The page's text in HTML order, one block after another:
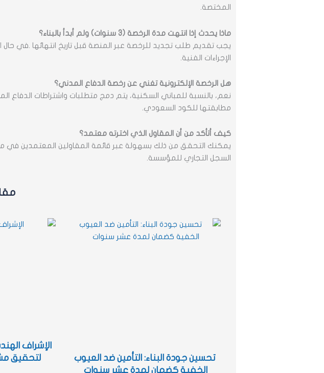
المختصة.
ماذا يحدث إذا انتهت مدة الرخصة (3 سنوات) ولم أبدأ بالبناء؟
يجب تقديم طلب تجديد للرخصة عبر المنصة قبل تاريخ انتهائها .في حال
الإجراءات الفنية.
هل الرخصة الإلكترونية تغني عن رخصة الدفاع المدني؟
نعم، بالنسبة للمباني السكنية، يتم دمج متطلبات واشتراطات الدفاع
مطابقتها للكود السعودي.
كيف أتأكد من أن المقاول الذي اخترته معتمد؟
يمكنك التحقق من ذلك بسهولة عبر قائمة المقاولين المعتمدين في
السجل التجاري للمؤسسة.
تحسين جودة البناء: التأمين ضد العيوب
الخفية كضمان لمدة عشر سنوات
الإشراف
لتحقيق